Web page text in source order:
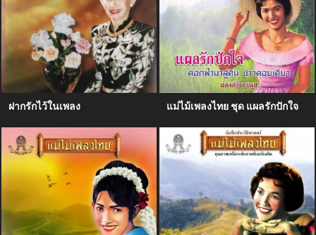
ฝากรักไว้ในเพลง แม่ไม้เพลงไทย ชุด แผลรักปักใจ